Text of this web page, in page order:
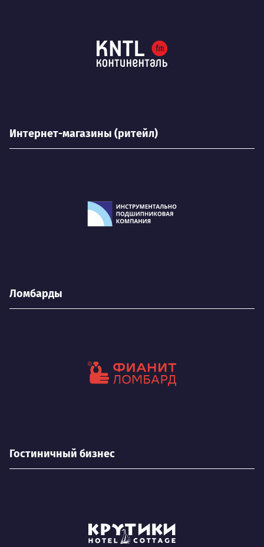
Интернет-магазины (ритейл)
Ломбарды
Гостиничный бизнес